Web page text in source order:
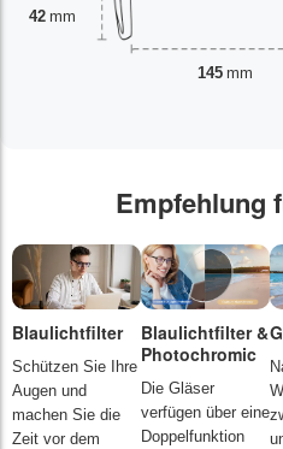
42 mm
145 mm
Empfehlung
Blaulichtfilter
Schützen Sie Ihre
Augen und
machen Sie die
Zeit vor dem
Blaulichtfilter &
Photochromic
Die Gläser
verfügen über eine
Doppelfunktion